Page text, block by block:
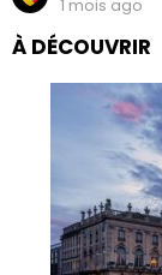
1 mois ago
À DÉCOUVRIR